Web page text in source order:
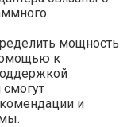
мощность
к
смогут
и